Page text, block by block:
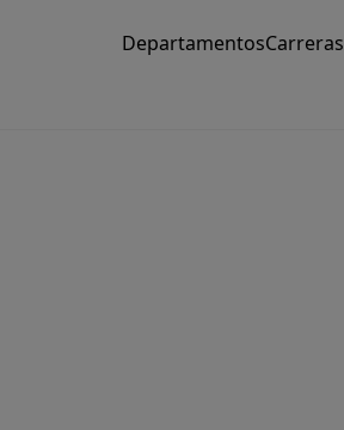
DepartamentosCarreras